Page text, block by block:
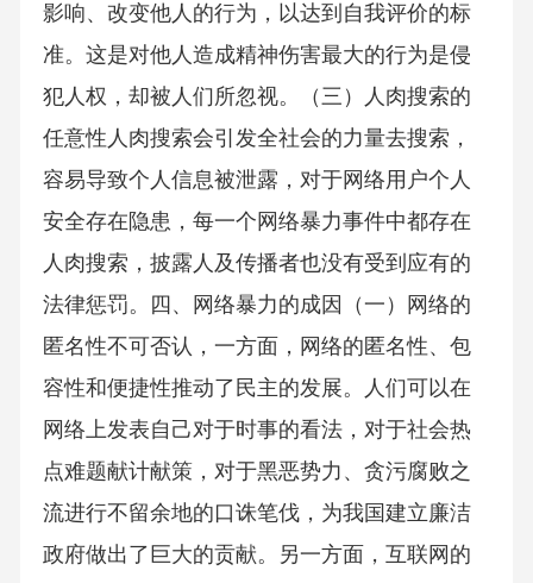
影响、改变他人的行为，以达到自我评价的标
准。这是对他人造成精神伤害最大的行为是侵
犯人权，却被人们所忽视。（三）人肉搜索的
任意性人肉搜索会引发全社会的力量去搜索，
容易导致个人信息被泄露，对于网络用户个人
安全存在隐患，每一个网络暴力事件中都存在
人肉搜索，披露人及传播者也没有受到应有的
法律惩罚。四、网络暴力的成因（一）网络的
匿名性不可否认，一方面，网络的匿名性、包
容性和便捷性推动了民主的发展。人们可以在
网络上发表自己对于时事的看法，对于社会热
点难题献计献策，对于黑恶势力、贪污腐败之
流进行不留余地的口诛笔伐，为我国建立廉洁
政府做出了巨大的贡献。另一方面，互联网的